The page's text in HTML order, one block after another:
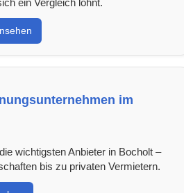
ein Vergleich lohnt.
im
wichtigsten Anbieter in Bocholt –
bis zu privaten Vermietern.